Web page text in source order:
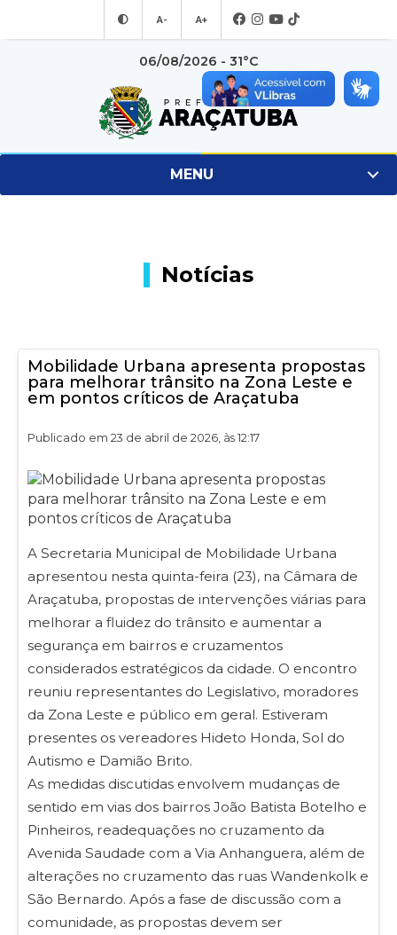
A- A+
06/08/2026 - 31°C
MENU
Notícias
Mobilidade Urbana apresenta propostas
para melhorar trânsito na Zona Leste e
em pontos críticos de Araçatuba
Publicado em 23 de abril de 2026, às 12:17
A Secretaria Municipal de Mobilidade Urbana
apresentou nesta quinta-feira (23), na Câmara de
Araçatuba, propostas de intervenções viárias para
melhorar a fluidez do trânsito e aumentar a
segurança em bairros e cruzamentos
considerados estratégicos da cidade. O encontro
reuniu representantes do Legislativo, moradores
da Zona Leste e público em geral. Estiveram
presentes os vereadores Hideto Honda, Sol do
Autismo e Damião Brito.
As medidas discutidas envolvem mudanças de
sentido em vias dos bairros João Batista Botelho e
Pinheiros, readequações no cruzamento da
Avenida Saudade com a Via Anhanguera, além de
alterações no cruzamento das ruas Wandenkolk e
São Bernardo. Após a fase de discussão com a
comunidade, as propostas devem ser